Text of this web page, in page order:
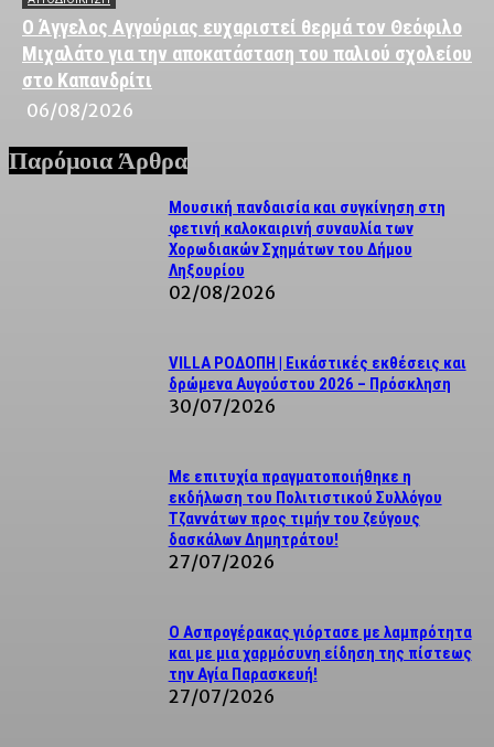
Ο Άγγελος Αγγούριας ευχαριστεί θερμά τον Θεόφιλο
Μιχαλάτο για την αποκατάσταση του παλιού σχολείου
στο Καπανδρίτι
06/08/2026
Παρόμοια Άρθρα
Μουσική πανδαισία και συγκίνηση στη
φετινή καλοκαιρινή συναυλία των
Χορωδιακών Σχημάτων του Δήμου
Ληξουρίου
02/08/2026
VILLA ΡΟΔΟΠΗ | Εικάστικές εκθέσεις και
δρώμενα Αυγούστου 2026 – Πρόσκληση
30/07/2026
Με επιτυχία πραγματοποιήθηκε η
εκδήλωση του Πολιτιστικού Συλλόγου
Τζαννάτων προς τιμήν του ζεύγους
δασκάλων Δημητράτου!
27/07/2026
Ο Ασπρογέρακας γιόρτασε με λαμπρότητα
και με μια χαρμόσυνη είδηση της πίστεως
την Αγία Παρασκευή!
27/07/2026